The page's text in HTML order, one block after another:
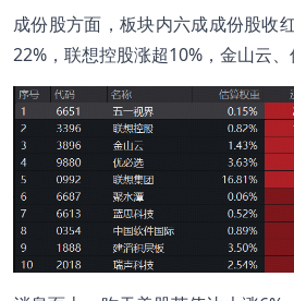
成份股方面，板块内六成成份股收
22%，联想控股涨超10%，金山云、